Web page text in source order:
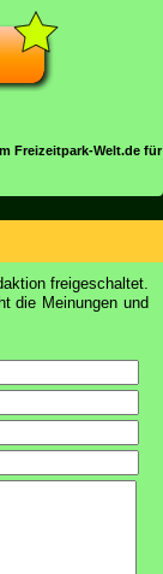
Freizeitpark-Welt.de
freigeschaltet.
die Meinungen und